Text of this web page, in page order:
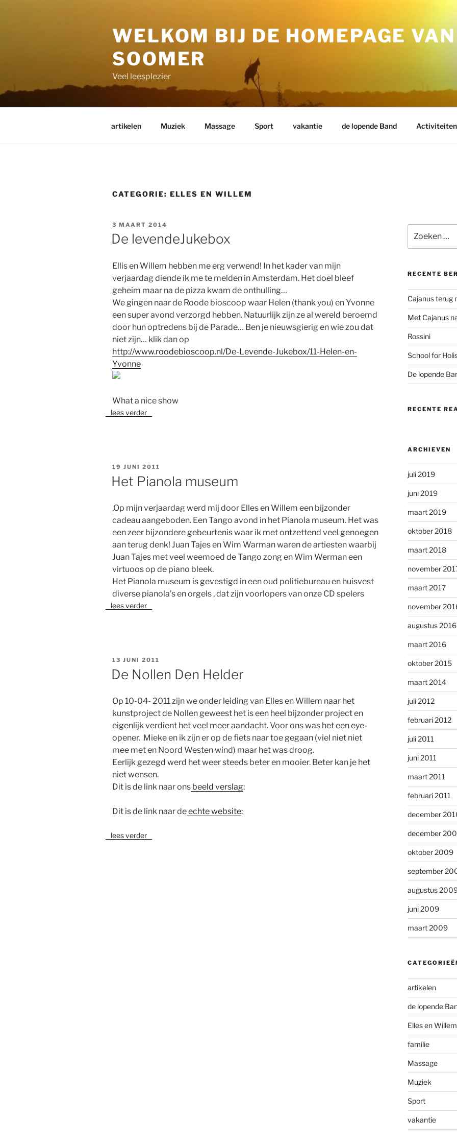
WELKOM BIJ DE HOMEPAGE
SOOMER
Veel leesplezier
artikelen Muziek Massage Sport vakantie de lopende Band Activiteiten
CATEGORIE: ELLES EN WILLEM
GEPLAATST
OP
3 MAART 2014
De levendeJukebox
Ellis en Willem hebben me erg verwend! In het kader van mijn
verjaardag diende ik me te melden in Amsterdam. Het doel bleef
geheim maar na de pizza kwam de onthulling…
We gingen naar de Roode bioscoop waar Helen (thank you) en Yvonne
een super avond verzorgd hebben. Natuurlijk zijn ze al wereld beroemd
door hun optredens bij de Parade… Ben je nieuwsgierig en wie zou dat
niet zijn… klik dan op
http://www.roodebioscoop.nl/De-Levende-Jukebox/11-Helen-en-
Yvonne
What a nice show
lees verder
GEPLAATST
19 JUNI 2011
Het Pianola museum
,Op mijn verjaardag werd mij door Elles en Willem een bijzonder
cadeau aangeboden. Een Tango avond in het Pianola museum. Het was
een zeer bijzondere gebeurtenis waar ik met ontzettend veel genoegen
aan terug denk! Juan Tajes en Wim Warman waren de artiesten waarbij
Juan Tajes met veel weemoed de Tango zong en Wim Werman een
virtuoos op de piano bleek.
Het Pianola museum is gevestigd in een oud politiebureau en huisvest
diverse pianola’s en orgels , dat zijn voorlopers van onze CD spelers
lees verder
GEPLAATST
OP
13 JUNI 2011
De Nollen Den Helder
Op 10-04- 2011 zijn we onder leiding van Elles en Willem naar het
kunstproject de Nollen geweest het is een heel bijzonder project en
eigenlijk verdient het veel meer aandacht. Voor ons was het een eye-
opener. Mieke en ik zijn er op de fiets naar toe gegaan (viel niet niet
mee met en Noord Westen wind) maar het was droog.
Eerlijk gezegd werd het weer steeds beter en mooier. Beter kan je het
niet wensen.
Dit is de link naar ons beeld verslag:
Dit is de link naar deechte website:
lees verder
naar:
RECENTE
Cajanus terug
Met Cajanus
Rossini
School for
De lopende
RECENTE
ARCHIEVEN
juli 2019
juni 2019
maart 2019
oktober 2018
maart 2018
november
maart 2017
november
augustus 2016
maart 2016
oktober 2015
maart 2014
juli 2012
februari 2012
juli 2011
juni 2011
maart 2011
februari 2011
december
december
oktober 2009
september
augustus
juni 2009
maart 2009
artikelen
de lopende
Elles en Willem
familie
Massage
Muziek
Sport
vakantie